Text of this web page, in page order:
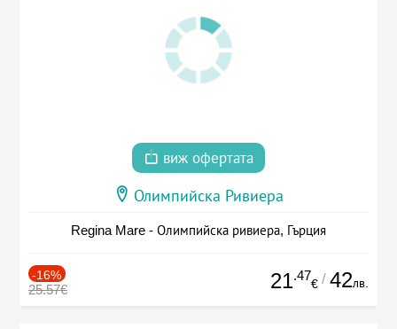
виж офертата
Олимпийска Ривиера
Regina Mare - Олимпийска ривиера, Гърция
-16%
25.57€ 21.47
€ / 42лв.